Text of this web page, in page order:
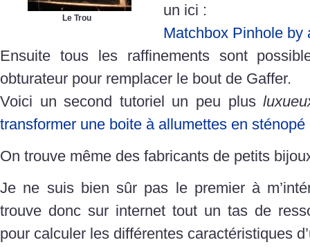
Le Trou
un ici :
Matchbox Pinhole by
Ensuite tous les raffinements sont
obturateur pour remplacer le bout de Gaffer.
Voici un second tutoriel un peu plus
transformer une boite à allumettes en
On trouve même des fabricants de petits
Je ne suis bien sûr pas le premier à
trouve donc sur internet tout un tas de
pour calculer les différentes caractéristiques